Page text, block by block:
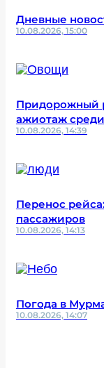
Дневные
10.08.2026, 15:00
Придорожный
ажиотаж
10.08.2026, 14:39
Перенос
пассажиров
10.08.2026, 14:13
Погода в
10.08.2026, 14:07